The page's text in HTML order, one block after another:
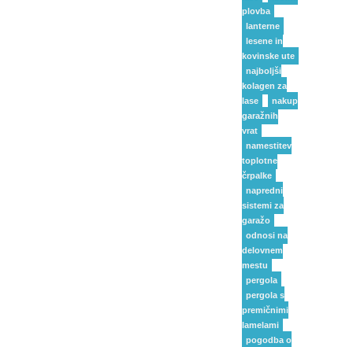
plovba
lanterne
lesene in
kovinske ute
najboljši
kolagen za
lase
nakup
garažnih
vrat
namestitev
toplotne
črpalke
napredni
sistemi za
garažo
odnosi na
delovnem
mestu
pergola
pergola s
premičnimi
lamelami
pogodba o